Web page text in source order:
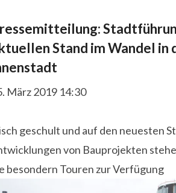
Stand im Wandel in
März 2019 14:30
geschult und auf den neuesten
von Bauprojekten
besondern Touren zur Verfügung